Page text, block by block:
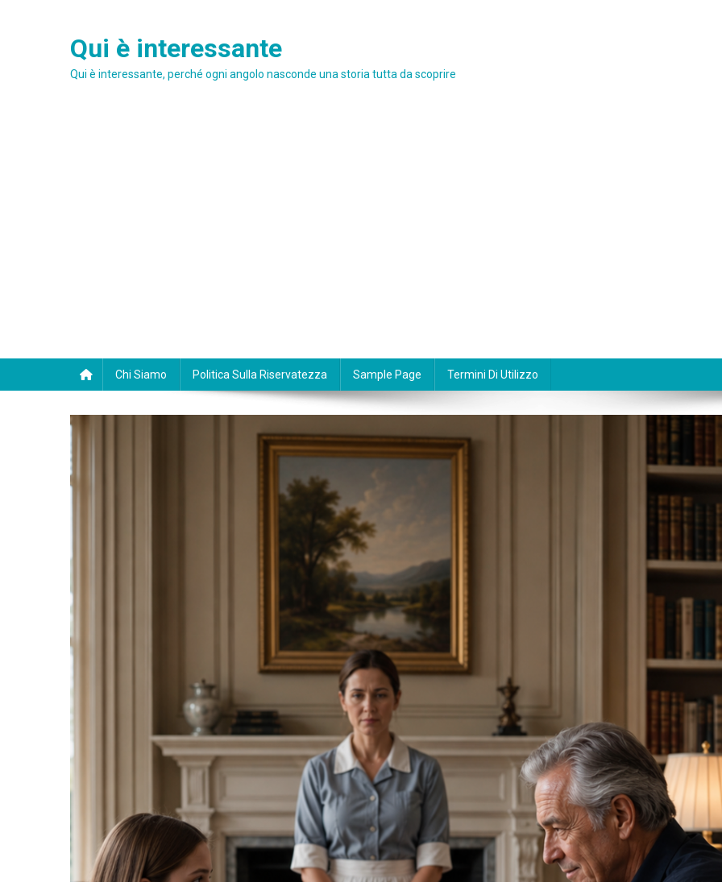
Qui è interessante
Qui è interessante, perché ogni angolo nasconde una storia tutta da scoprire
Chi Siamo Politica Sulla Riservatezza Sample Page Termini Di Utilizzo